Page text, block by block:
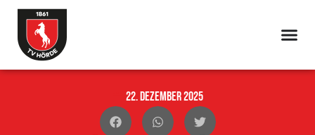
22. Dezember 2025